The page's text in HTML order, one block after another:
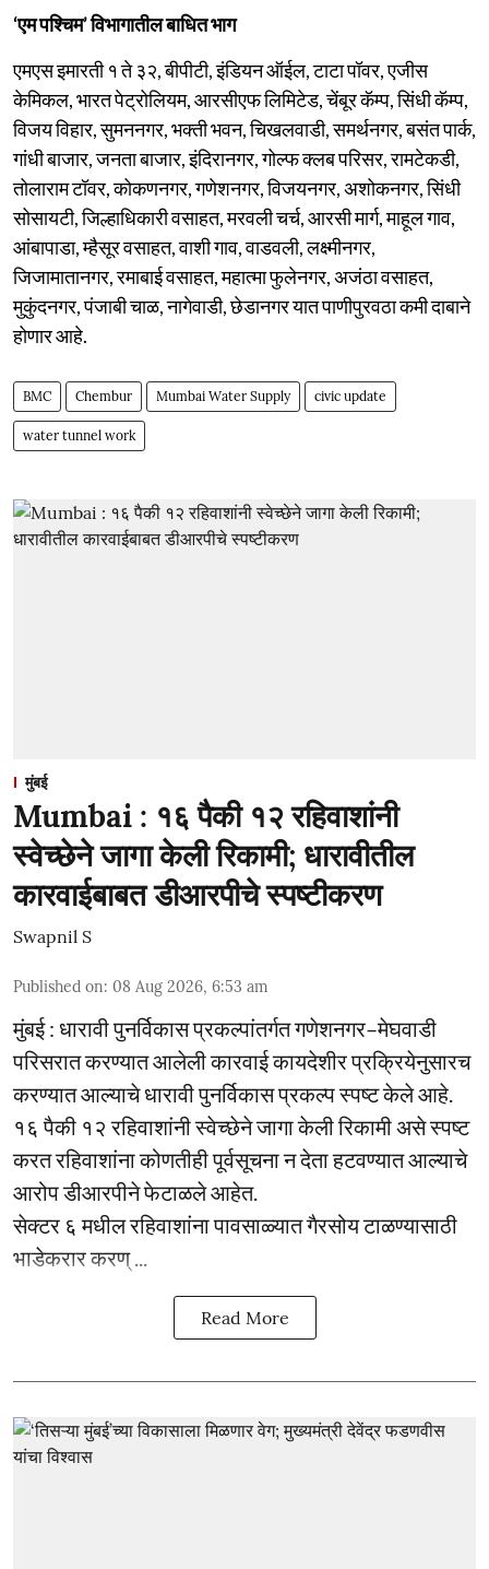
‘एम पश्चिम’ विभागातील बाधित भाग
एमएस इमारती १ ते ३२, बीपीटी, इंडियन ऑईल, टाटा पॉवर, एजीस
केमिकल, भारत पेट्रोलियम, आरसीएफ लिमिटेड, चेंबूर कॅम्प, सिंधी कॅम्प,
विजय विहार, सुमननगर, भक्ती भवन, चिखलवाडी, समर्थनगर, बसंत पार्क,
गांधी बाजार, जनता बाजार, इंदिरानगर, गोल्फ क्लब परिसर, रामटेकडी,
तोलाराम टॉवर, कोकणनगर, गणेशनगर, विजयनगर, अशोकनगर, सिंधी
सोसायटी, जिल्हाधिकारी वसाहत, मरवली चर्च, आरसी मार्ग, माहूल गाव,
आंबापाडा, म्हैसूर वसाहत, वाशी गाव, वाडवली, लक्ष्मीनगर,
जिजामातानगर, रमाबाई वसाहत, महात्मा फुलेनगर, अजंठा वसाहत,
मुकुंदनगर, पंजाबी चाळ, नागेवाडी, छेडानगर यात पाणीपुरवठा कमी दाबाने
होणार आहे.
BMC Chembur Mumbai Water Supply civic update
water tunnel work
मुंबई
Mumbai : १६ पैकी १२ रहिवाशांनी
स्वेच्छेने जागा केली रिकामी; धारावीतील
कारवाईबाबत डीआरपीचे स्पष्टीकरण
Swapnil S
Published on: 08 Aug 2026, 6:53 am
मुंबई : धारावी पुनर्विकास प्रकल्पांतर्गत गणेशनगर–मेघवाडी
परिसरात करण्यात आलेली कारवाई कायदेशीर प्रक्रियेनुसारच
करण्यात आल्याचे धारावी पुनर्विकास प्रकल्प स्पष्ट केले आहे.
१६ पैकी १२ रहिवाशांनी स्वेच्छेने जागा केली रिकामी असे स्पष्ट
करत रहिवाशांना कोणतीही पूर्वसूचना न देता हटवण्यात आल्याचे
आरोप डीआरपीने फेटाळले आहेत.
सेक्टर ६ मधील रहिवाशांना पावसाळ्यात गैरसोय टाळण्यासाठी
भाडेकरार करण् ...
Read More